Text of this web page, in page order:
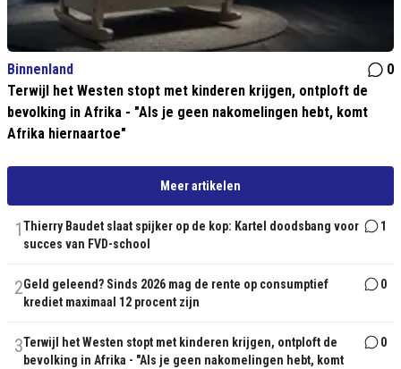
Binnenland
0
Terwijl het Westen stopt met kinderen krijgen, ontploft de
bevolking in Afrika - "Als je geen nakomelingen hebt, komt
Afrika hiernaartoe"
Meer artikelen
1Thierry Baudet slaat spijker op de kop: Kartel doodsbang voor
succes van FVD-school
1
2Geld geleend? Sinds 2026 mag de rente op consumptief
krediet maximaal 12 procent zijn
0
3Terwijl het Westen stopt met kinderen krijgen, ontploft de
bevolking in Afrika - "Als je geen nakomelingen hebt, komt
0